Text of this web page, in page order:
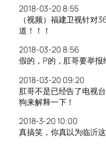
2018-03-20 8:55
（视频）福建卫视针对
道！！！
2018-03-20 8:56
假的，P的，肛哥要举报
2018-03-20 09:20
肛哥不是已经告了电视
狗来解释一下！
2018-3-20 10:00
真搞笑，你真以为临沂